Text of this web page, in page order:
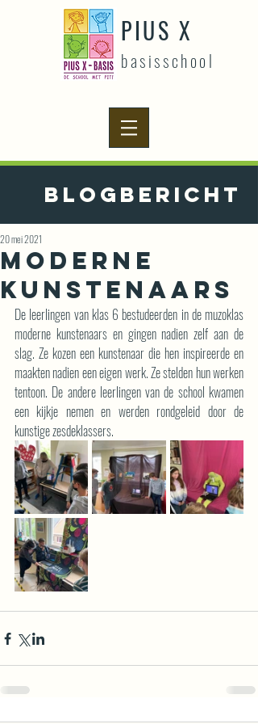
PIUS X
basisschool
Blogbericht
Moderne
kunstenaars
20 mei 2021
De leerlingen van klas 6 bestudeerden in de muzoklas
moderne kunstenaars en gingen nadien zelf aan de
slag. Ze kozen een kunstenaar die hen inspireerde en
maakten nadien een eigen werk. Ze stelden hun werken
tentoon. De andere leerlingen van de school kwamen
een kijkje nemen en werden rondgeleid door de
kunstige zesdeklassers.